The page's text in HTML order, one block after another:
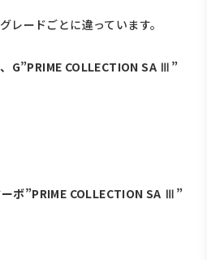
レードごとに違っています。
G”PRIME COLLECTION SA Ⅲ”
ボ”PRIME COLLECTION SA Ⅲ”